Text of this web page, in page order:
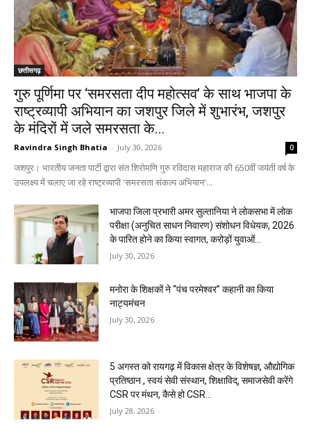
छत्तीसगढ़
गुरु पूर्णिमा पर ‘समरसता दीप महोत्सव’ के साथ भाजपा के
राष्ट्रव्यापी अभियान का जशपुर जिले में शुभारंभ, जशपुर
के मंदिरों में जले समरसता के...
Ravindra Singh Bhatia - July 30, 2026 0
जशपुर। भारतीय जनता पार्टी द्वारा संत शिरोमणि गुरु रविदास महाराज की 650वीं जयंती वर्ष के
उपलक्ष्य में चलाए जा रहे राष्ट्रव्यापी 'समरसता संकल्प अभियान'...
भाजपा जिला प्रभारी अमर सुल्तानिया ने लोकसभा में लोक
परीक्षा (अनुचित साधन निवारण) संशोधन विधेयक, 2026
के पारित होने का किया स्वागत, करोड़ों युवाओं...
July 30, 2026
मनोरा के शिक्षकों ने “पंच परमेश्वर” कहानी का किया
नाट्यमंचन
July 30, 2026
5 अगस्त को रायगढ़ में विकास क्षेत्र के विशेषज्ञ, औद्योगिक
प्रतिष्ठान , स्वयं सेवी संस्थान, शिक्षाविद्, समाजसेवी करेंगे
CSR पर मंथन, कैसे हो CSR...
July 28, 2026